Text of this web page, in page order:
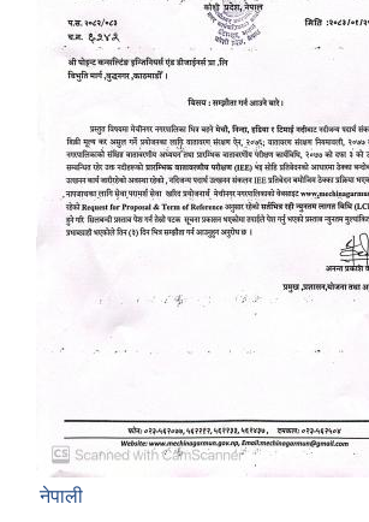
नेपाली